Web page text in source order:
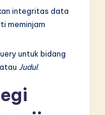
integritas data
meminjam
untuk bidang
Judul.